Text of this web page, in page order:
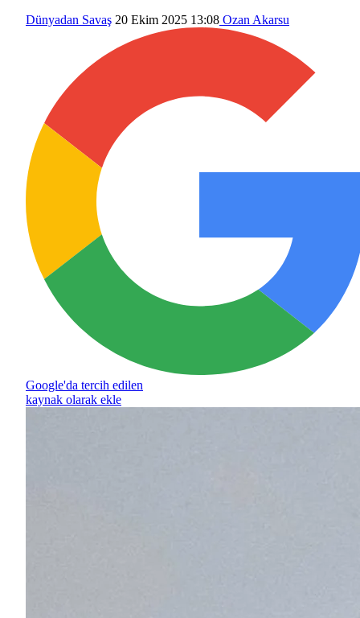
Dünyadan Savaş 20 Ekim 2025 13:08 Ozan Akarsu
Google'da tercih edilen
kaynak olarak ekle